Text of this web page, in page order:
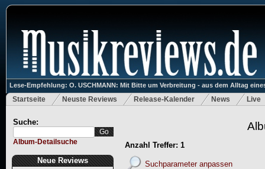
Lese-Empfehlung: O. USCHMANN: Mit Bitte um Verbreitung - aus dem Alltag
Startseite Neuste Reviews Release-Kalender News Live
Suche:
Album-Detailsuche
Neue Reviews
Anzahl Treffer: 1
Suchparameter anpassen